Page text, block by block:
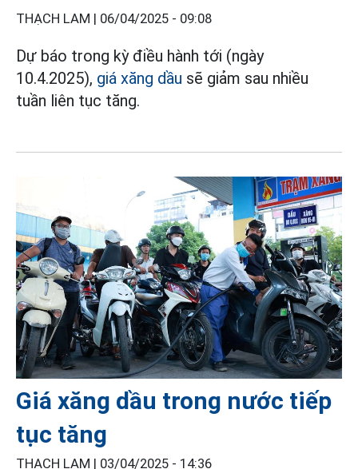
THẠCH LAM | 06/04/2025 - 09:08
Dự báo trong kỳ điều hành tới (ngày
10.4.2025), giá xăng dầu sẽ giảm sau nhiều
tuần liên tục tăng.
Giá xăng dầu trong nước tiếp
tục tăng
THẠCH LAM | 03/04/2025 - 14:36